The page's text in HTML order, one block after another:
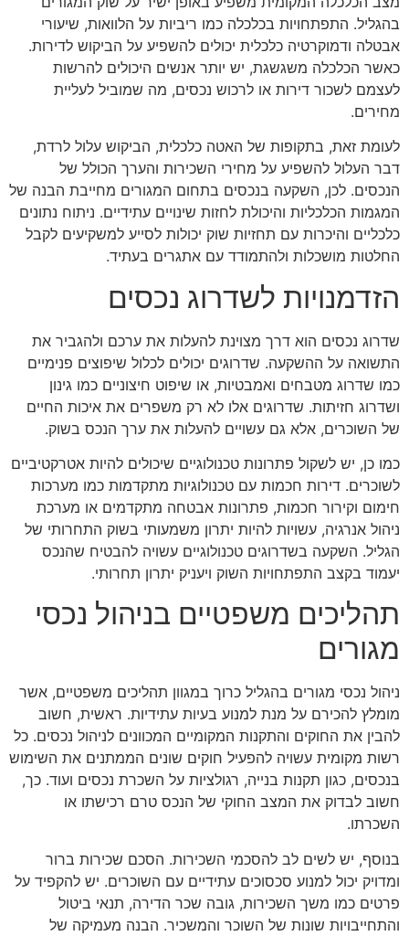
בהגליל. התפתחויות בכלכלה כמו ריביות על הלוואות, שיעורי
אבטלה ודמוקרטיה כלכלית יכולים להשפיע על הביקוש לדירות.
כאשר הכלכלה משגשגת, יש יותר אנשים היכולים להרשות
לעצמם לשכור דירות או לרכוש נכסים, מה שמוביל לעליית
מחירים.
לעומת זאת, בתקופות של האטה כלכלית, הביקוש עלול לרדת,
דבר העלול להשפיע על מחירי השכירות והערך הכולל של
הנכסים. לכן, השקעה בנכסים בתחום המגורים מחייבת הבנה של
המגמות הכלכליות והיכולת לחזות שינויים עתידיים. ניתוח נתונים
כלכליים והיכרות עם תחזיות שוק יכולות לסייע למשקיעים לקבל
החלטות מושכלות ולהתמודד עם אתגרים בעתיד.
הזדמנויות לשדרוג נכסים
שדרוג נכסים הוא דרך מצוינת להעלות את ערכם ולהגביר את
התשואה על ההשקעה. שדרוגים יכולים לכלול שיפוצים פנימיים
כמו שדרוג מטבחים ואמבטיות, או שיפוט חיצוניים כמו גינון
ושדרוג חזיתות. שדרוגים אלו לא רק משפרים את איכות החיים
של השוכרים, אלא גם עשויים להעלות את ערך הנכס בשוק.
כמו כן, יש לשקול פתרונות טכנולוגיים שיכולים להיות אטרקטיביים
לשוכרים. דירות חכמות עם טכנולוגיות מתקדמות כמו מערכות
חימום וקירור חכמות, פתרונות אבטחה מתקדמים או מערכת
ניהול אנרגיה, עשויות להיות יתרון משמעותי בשוק התחרותי של
הגליל. השקעה בשדרוגים טכנולוגיים עשויה להבטיח שהנכס
יעמוד בקצב התפתחויות השוק ויעניק יתרון תחרותי.
תהליכים משפטיים בניהול נכסי
מגורים
ניהול נכסי מגורים בהגליל כרוך במגוון תהליכים משפטיים, אשר
מומלץ להכירם על מנת למנוע בעיות עתידיות. ראשית, חשוב
להבין את החוקים והתקנות המקומיים המכוונים לניהול נכסים. כל
רשות מקומית עשויה להפעיל חוקים שונים הממתנים את השימוש
בנכסים, כגון תקנות בנייה, רגולציות על השכרת נכסים ועוד. כך,
חשוב לבדוק את המצב החוקי של הנכס טרם רכישתו או
השכרתו.
בנוסף, יש לשים לב להסכמי השכירות. הסכם שכירות ברור
ומדויק יכול למנוע סכסוכים עתידיים עם השוכרים. יש להקפיד על
פרטים כמו משך השכירות, גובה שכר הדירה, תנאי ביטול
והתחייבויות שונות של השוכר והמשכיר. הבנה מעמיקה של